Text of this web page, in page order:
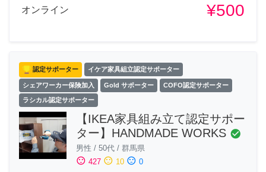
オンライン ¥500
認定サポーター イケア家具組立認定サポーター
シェアワーカー保険加入 Gold サポーター COFO認定サポーター
ラシカル認定サポーター
【IKEA家具組み立て認定サポー
ター】HANDMADE WORKS check_circle
男性 / 50代 / 群馬県
sentiment_satisfied 427 sentiment_neutral 10 sentiment_dissatisfied 0